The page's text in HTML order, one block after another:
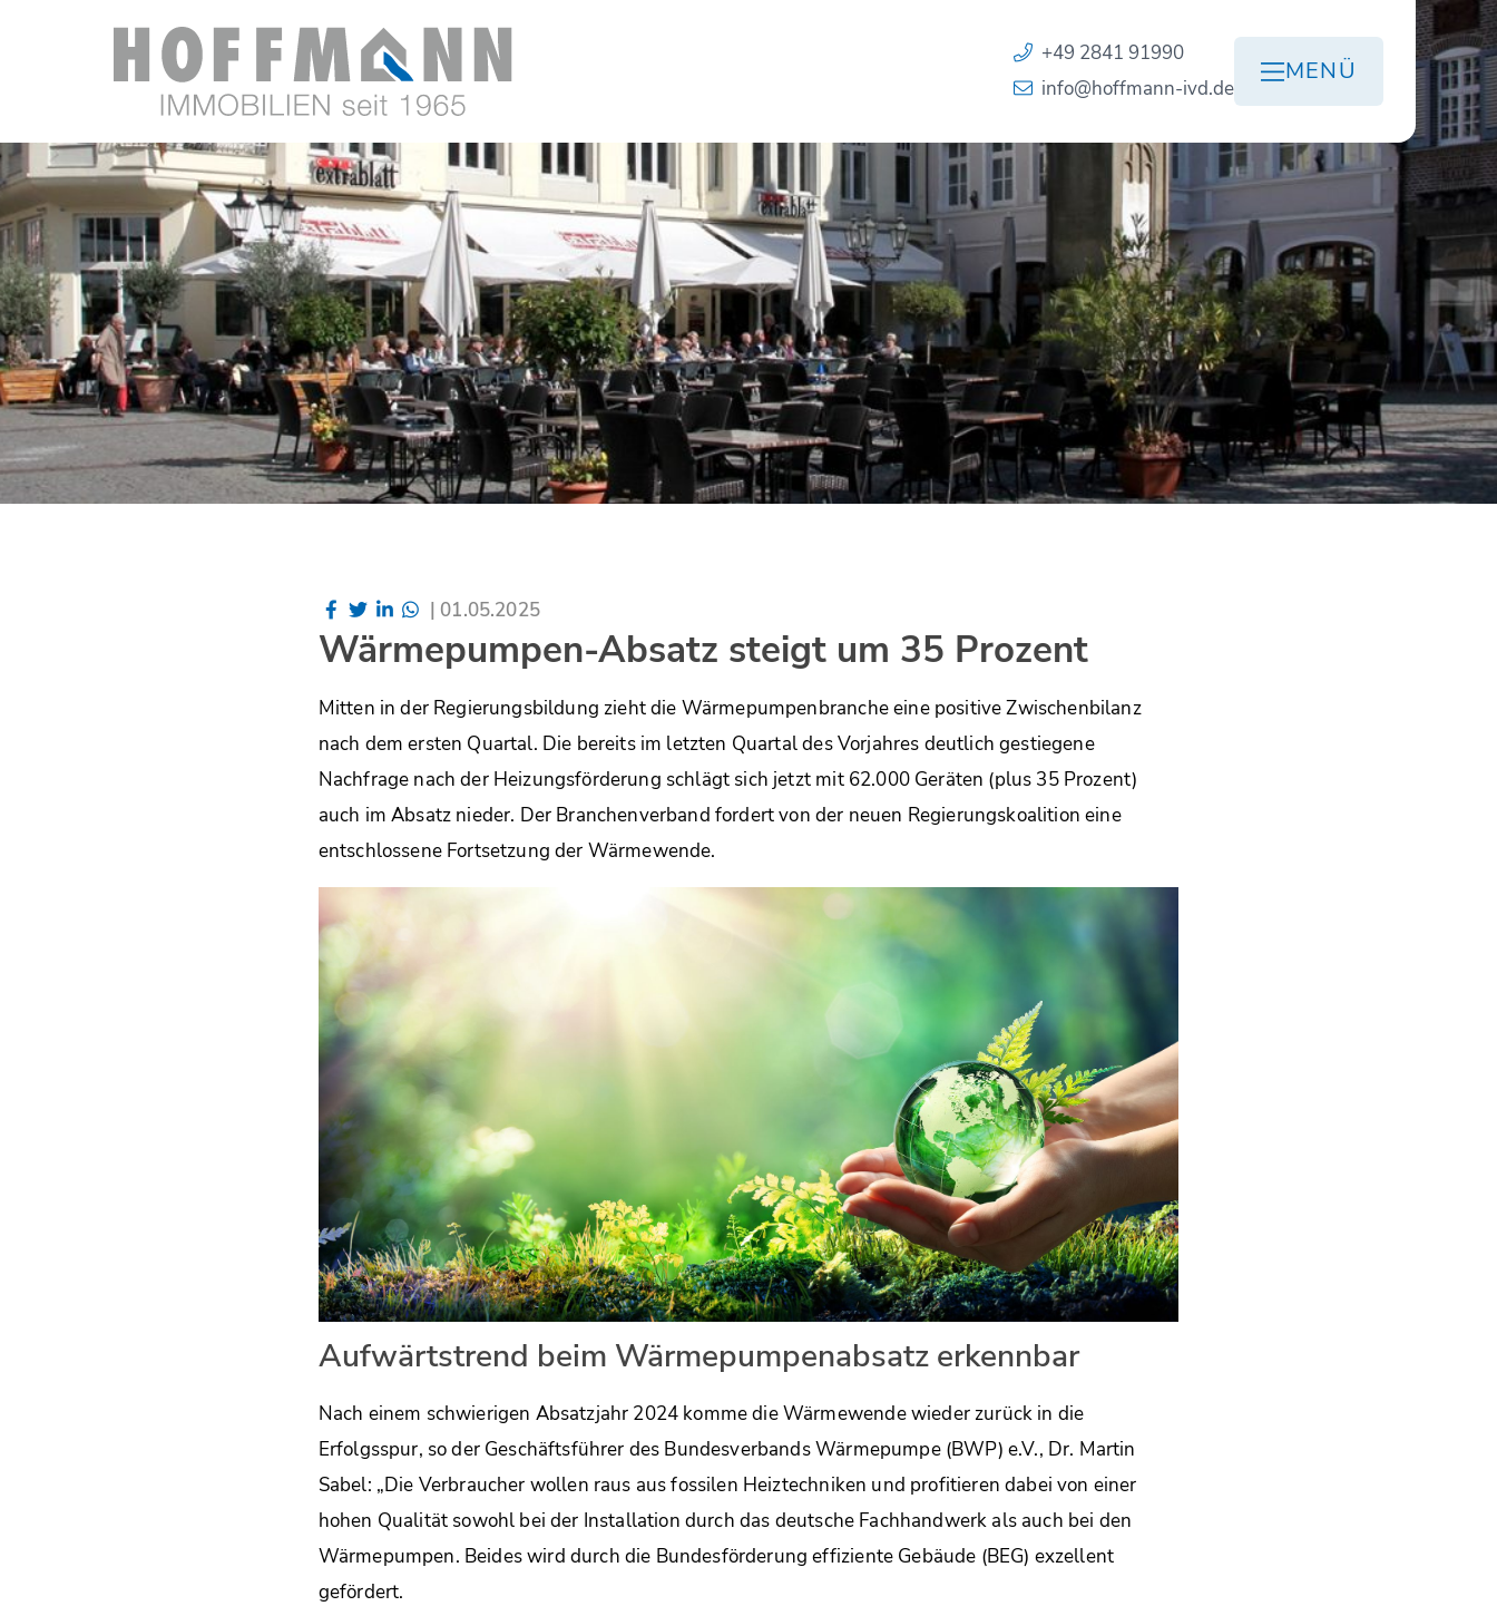
+49 2841 91990
info@hoffmann-ivd.de
MENÜ
| 01.05.2025
Wärmepumpen-Absatz steigt um 35 Prozent
Mitten in der Regierungsbildung zieht die Wärmepumpenbranche eine positive Zwischenbilanz
nach dem ersten Quartal. Die bereits im letzten Quartal des Vorjahres deutlich gestiegene
Nachfrage nach der Heizungsförderung schlägt sich jetzt mit 62.000 Geräten (plus 35 Prozent)
auch im Absatz nieder. Der Branchenverband fordert von der neuen Regierungskoalition eine
entschlossene Fortsetzung der Wärmewende.
Aufwärtstrend beim Wärmepumpenabsatz erkennbar
Nach einem schwierigen Absatzjahr 2024 komme die Wärmewende wieder zurück in die
Erfolgsspur, so der Geschäftsführer des Bundesverbands Wärmepumpe (BWP) e.V., Dr. Martin
Sabel: „Die Verbraucher wollen raus aus fossilen Heiztechniken und profitieren dabei von einer
hohen Qualität sowohl bei der Installation durch das deutsche Fachhandwerk als auch bei den
Wärmepumpen. Beides wird durch die Bundesförderung effiziente Gebäude (BEG) exzellent
gefördert.